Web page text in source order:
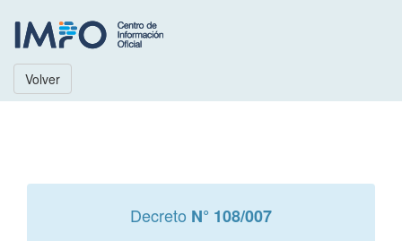
Volver
Decreto N° 108/007